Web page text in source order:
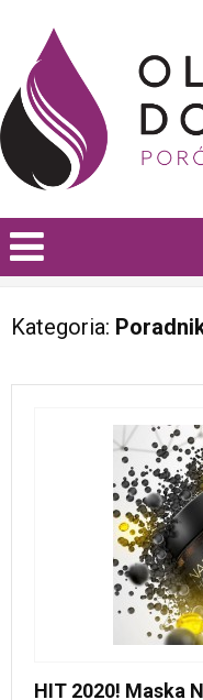
Kategoria:
HIT 2020! Maska